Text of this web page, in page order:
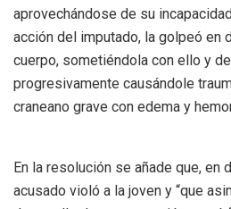
aprovechándose de su
acción del imputado, la golpeó en
cuerpo, sometiéndola con ello y
progresivamente causándole
craneano grave con edema y
En la resolución se añade que, en
acusado violó a la joven y “que